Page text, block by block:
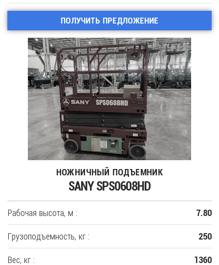
ПОЛУЧИТЬ ПРЕДЛОЖЕНИЕ
НОЖНИЧНЫЙ ПОДЪЕМНИК
SANY SPS0608HD
Рабочая высота, м : 7.80
Грузоподъемность, кг : 250
Вес, кг : 1360